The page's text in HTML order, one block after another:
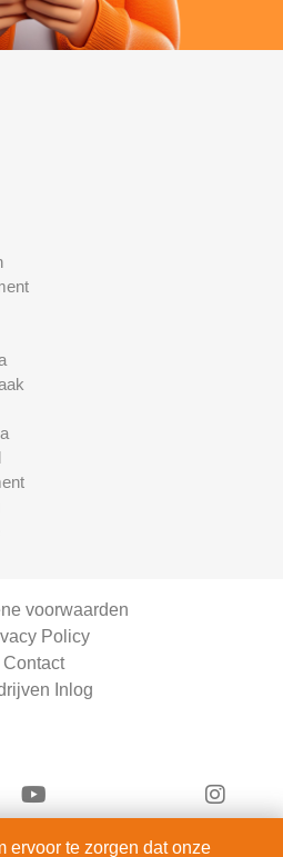
voorwaarden
Policy
Contact
Inlog
ervoor te zorgen dat onze